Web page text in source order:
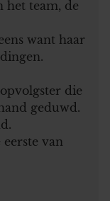
die ze hebben
hun services. U
website blijft
het team, de
want haar
die
geduwd.
van